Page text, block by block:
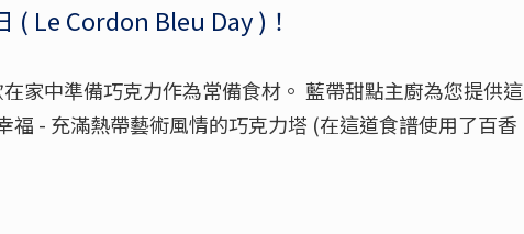
( Le Cordon Bleu Day )！
家中準備巧克力作為常備食材。 藍帶甜點主廚為您提供這
- 充滿熱帶藝術風情的巧克力塔 (在這道食譜使用了百香